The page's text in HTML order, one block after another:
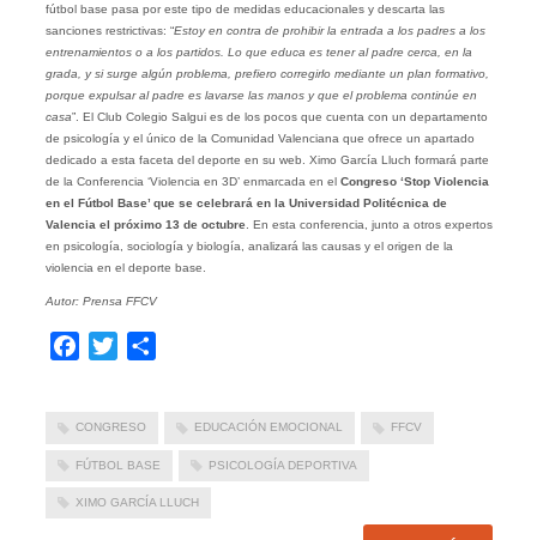
fútbol base pasa por este tipo de medidas educacionales y descarta las
sanciones restrictivas: “Estoy en contra de prohibir la entrada a los padres a los
entrenamientos o a los partidos. Lo que educa es tener al padre cerca, en la
grada, y si surge algún problema, prefiero corregirlo mediante un plan formativo,
porque expulsar al padre es lavarse las manos y que el problema continúe en
casa”. El Club Colegio Salgui es de los pocos que cuenta con un departamento
de psicología y el único de la Comunidad Valenciana que ofrece un apartado
dedicado a esta faceta del deporte en su web. Ximo García Lluch formará parte
de la Conferencia ‘Violencia en 3D’ enmarcada en el Congreso ‘Stop Violencia
en el Fútbol Base’ que se celebrará en la Universidad Politécnica de
Valencia el próximo 13 de octubre. En esta conferencia, junto a otros expertos
en psicología, sociología y biología, analizará las causas y el origen de la
violencia en el deporte base.
Autor: Prensa FFCV
Facebook
Twitter
CONGRESO EDUCACIÓN EMOCIONAL FFCV
FÚTBOL BASE PSICOLOGÍA DEPORTIVA
XIMO GARCÍA LLUCH